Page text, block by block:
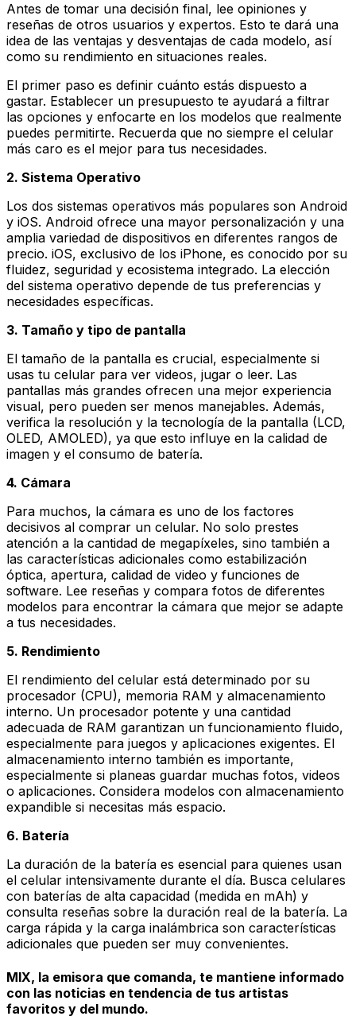
Antes de tomar una decisión final, lee opiniones y
reseñas de otros usuarios y expertos. Esto te dará una
idea de las ventajas y desventajas de cada modelo, así
como su rendimiento en situaciones reales.
El primer paso es definir cuánto estás dispuesto a
gastar. Establecer un presupuesto te ayudará a filtrar
las opciones y enfocarte en los modelos que realmente
puedes permitirte. Recuerda que no siempre el celular
más caro es el mejor para tus necesidades.
2. Sistema Operativo
Los dos sistemas operativos más populares son Android
y iOS. Android ofrece una mayor personalización y una
amplia variedad de dispositivos en diferentes rangos de
precio. iOS, exclusivo de los iPhone, es conocido por su
fluidez, seguridad y ecosistema integrado. La elección
del sistema operativo depende de tus preferencias y
necesidades específicas.
3. Tamaño y tipo de pantalla
El tamaño de la pantalla es crucial, especialmente si
usas tu celular para ver videos, jugar o leer. Las
pantallas más grandes ofrecen una mejor experiencia
visual, pero pueden ser menos manejables. Además,
verifica la resolución y la tecnología de la pantalla (LCD,
OLED, AMOLED), ya que esto influye en la calidad de
imagen y el consumo de batería.
4. Cámara
Para muchos, la cámara es uno de los factores
decisivos al comprar un celular. No solo prestes
atención a la cantidad de megapíxeles, sino también a
las características adicionales como estabilización
óptica, apertura, calidad de video y funciones de
software. Lee reseñas y compara fotos de diferentes
modelos para encontrar la cámara que mejor se adapte
a tus necesidades.
5. Rendimiento
El rendimiento del celular está determinado por su
procesador (CPU), memoria RAM y almacenamiento
interno. Un procesador potente y una cantidad
adecuada de RAM garantizan un funcionamiento fluido,
especialmente para juegos y aplicaciones exigentes. El
almacenamiento interno también es importante,
especialmente si planeas guardar muchas fotos, videos
o aplicaciones. Considera modelos con almacenamiento
expandible si necesitas más espacio.
6. Batería
La duración de la batería es esencial para quienes usan
el celular intensivamente durante el día. Busca celulares
con baterías de alta capacidad (medida en mAh) y
consulta reseñas sobre la duración real de la batería. La
carga rápida y la carga inalámbrica son características
adicionales que pueden ser muy convenientes.
MIX, la emisora que comanda, te mantiene informado
con las noticias en tendencia de tus artistas
favoritos y del mundo.